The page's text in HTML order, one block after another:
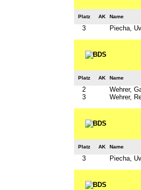
Platz AK Name
3 Piecha,
Platz AK Name
2
Wehrer,
3
Wehrer,
Platz AK Name
3 Piecha,